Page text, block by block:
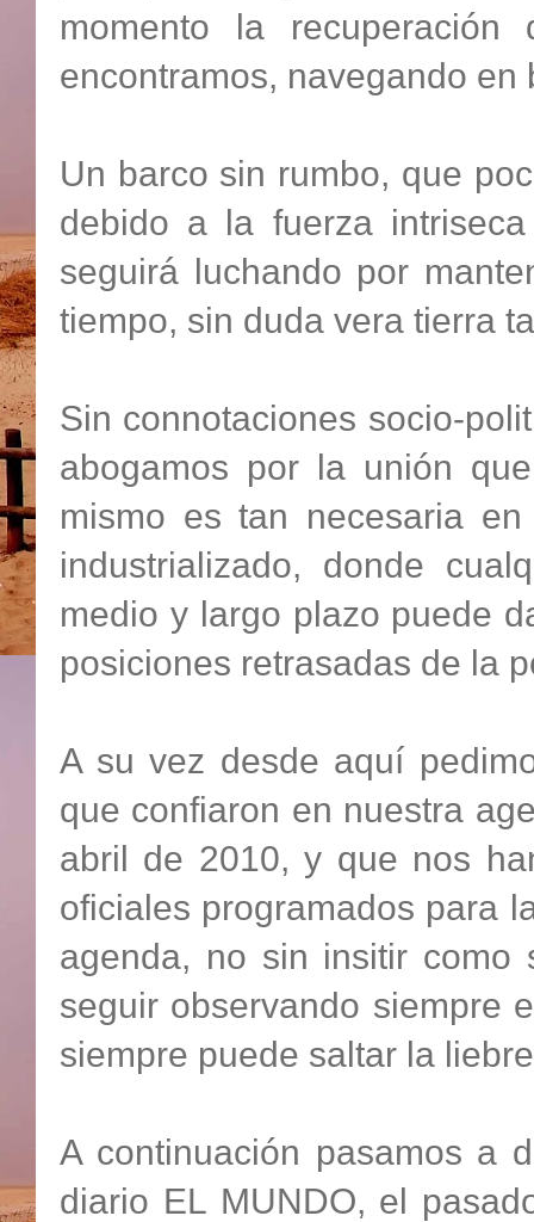
momento la
encontramos, navegando en
Un barco sin rumbo, que
debido a la fuerza
seguirá luchando por
tiempo, sin duda vera tierra
Sin connotaciones socio-
abogamos por la unión
mismo es tan necesaria
industrializado, donde
medio y largo plazo puede
posiciones retrasadas de la
A su vez desde aquí
que confiaron en nuestra
abril de 2010, y que nos
oficiales programados para
agenda, no sin insitir como
seguir observando siempre
siempre puede saltar la
A continuación pasamos a
diario EL MUNDO, el